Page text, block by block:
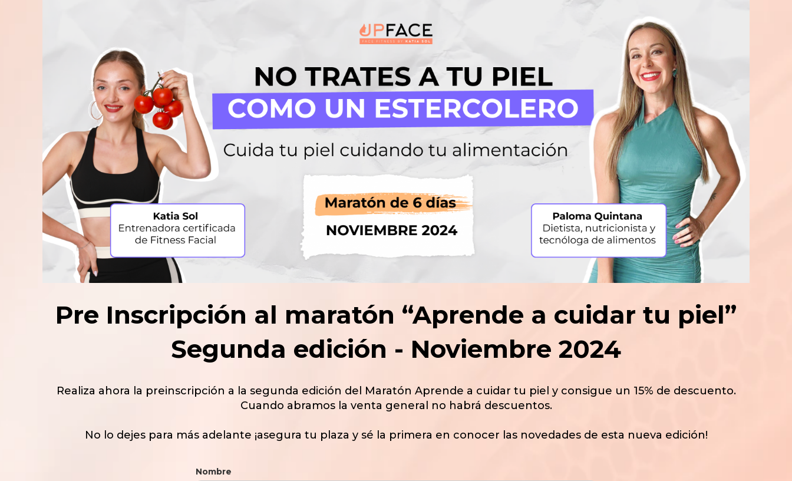
Pre Inscripción al maratón “Aprende a cuidar tu piel”
Segunda edición - Noviembre 2024
Realiza ahora la preinscripción a la segunda edición del Maratón Aprende a cuidar tu piel y consigue un 15% de descuento.
Cuando abramos la venta general no habrá descuentos.
No lo dejes para más adelante ¡asegura tu plaza y sé la primera en conocer las novedades de esta nueva edición!
Nombre